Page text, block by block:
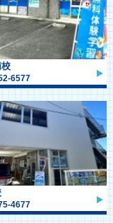
6577
4677